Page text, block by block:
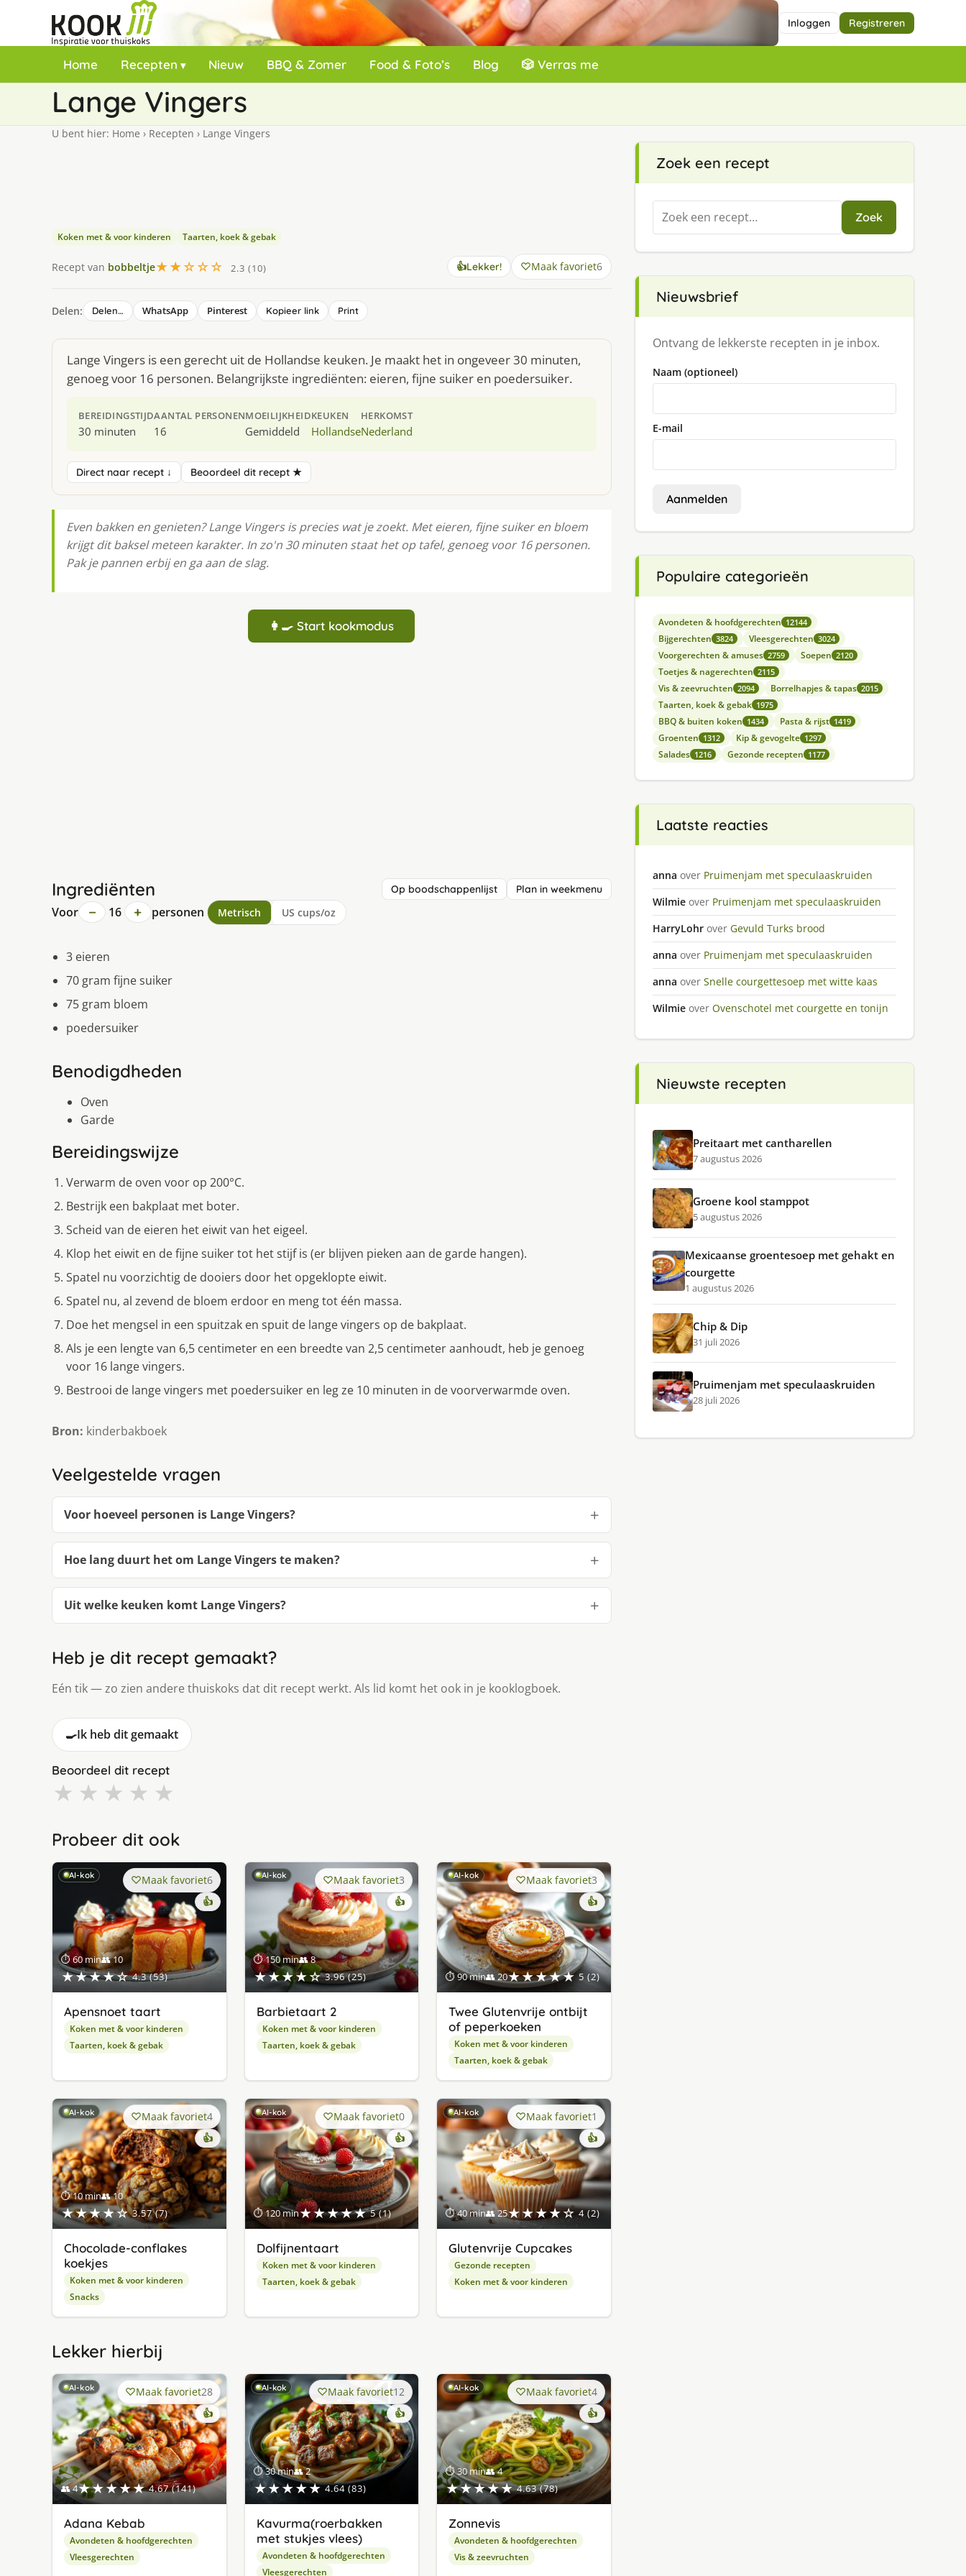
Inloggen Registreren
Home Recepten Nieuw BBQ & Zomer Food & Foto’s Blog 🎲 Verras me
Lange Vingers
U bent hier: Home › Recepten › Lange Vingers
Koken met & voor kinderen Taarten, koek & gebak
Recept van bobbeltje★★☆☆☆ 2.3 (10) 👍Lekker! Maak favoriet6
Delen: Delen… WhatsApp Pinterest Kopieer link Print
Lange Vingers is een gerecht uit de Hollandse keuken. Je maakt het in ongeveer 30 minuten,
genoeg voor 16 personen. Belangrijkste ingrediënten: eieren, fijne suiker en poedersuiker.
BEREIDINGSTIJD
30 minuten
AANTAL PERSONEN
16
MOEILIJKHEID
Gemiddeld
KEUKEN
Hollandse
HERKOMST
Nederland
Direct naar recept ↓ Beoordeel dit recept ★
Even bakken en genieten? Lange Vingers is precies wat je zoekt. Met eieren, fijne suiker en bloem
krijgt dit baksel meteen karakter. In zo'n 30 minuten staat het op tafel, genoeg voor 16 personen.
Pak je pannen erbij en ga aan de slag.
👩‍🍳 Start kookmodus
Ingrediënten Op boodschappenlijst Plan in weekmenu
Voor − 16 + personen Metrisch US cups/oz
3 eieren
70 gram fijne suiker
75 gram bloem
poedersuiker
Benodigdheden
Oven
Garde
Bereidingswijze
Verwarm de oven voor op 200°C.
Bestrijk een bakplaat met boter.
Scheid van de eieren het eiwit van het eigeel.
Klop het eiwit en de fijne suiker tot het stijf is (er blijven pieken aan de garde hangen).
Spatel nu voorzichtig de dooiers door het opgeklopte eiwit.
Spatel nu, al zevend de bloem erdoor en meng tot één massa.
Doe het mengsel in een spuitzak en spuit de lange vingers op de bakplaat.
Als je een lengte van 6,5 centimeter en een breedte van 2,5 centimeter aanhoudt, heb je genoeg
voor 16 lange vingers.
Bestrooi de lange vingers met poedersuiker en leg ze 10 minuten in de voorverwarmde oven.
Bron: kinderbakboek
Veelgestelde vragen
Voor hoeveel personen is Lange Vingers?
Hoe lang duurt het om Lange Vingers te maken?
Uit welke keuken komt Lange Vingers?
Heb je dit recept gemaakt?
Eén tik — zo zien andere thuiskoks dat dit recept werkt. Als lid komt het ook in je kooklogboek.
🍳Ik heb dit gemaakt
Beoordeel dit recept
★ ★ ★ ★ ★
Probeer dit ook
AI-kok
⏱ 60 min👥 10
★★★★☆ 4.3 (53)
Maak favoriet6
👍
Apensnoet taart
Koken met & voor kinderen
Taarten, koek & gebak
AI-kok
⏱ 150 min👥 8
★★★★☆ 3.96 (25)
Maak favoriet3
👍
Barbietaart 2
Koken met & voor kinderen
Taarten, koek & gebak
AI-kok
⏱ 90 min👥 20★★★★★ 5 (2)
Maak favoriet3
👍
Twee Glutenvrije ontbijt
of peperkoeken
Koken met & voor kinderen
Taarten, koek & gebak
AI-kok
⏱ 10 min👥 10
★★★★☆ 3.57 (7)
Maak favoriet4
👍
Chocolade-conflakes
koekjes
Koken met & voor kinderen
Snacks
AI-kok
⏱ 120 min★★★★★ 5 (1)
Maak favoriet0
👍
Dolfijnentaart
Koken met & voor kinderen
Taarten, koek & gebak
AI-kok
⏱ 40 min👥 25★★★★☆ 4 (2)
Maak favoriet1
👍
Glutenvrije Cupcakes
Gezonde recepten
Koken met & voor kinderen
Lekker hierbij
AI-kok
👥 4★★★★★ 4.67 (141)
Maak favoriet28
👍
Adana Kebab
Avondeten & hoofdgerechten
Vleesgerechten
AI-kok
⏱ 30 min👥 2
★★★★★ 4.64 (83)
Maak favoriet12
👍
Kavurma(roerbakken
met stukjes vlees)
Avondeten & hoofdgerechten
Vleesgerechten
AI-kok
⏱ 30 min👥 4
★★★★★ 4.63 (78)
Maak favoriet4
👍
Zonnevis
Avondeten & hoofdgerechten
Vis & zeevruchten
Zoek een recept
Zoeken
naar:
Zoek
Nieuwsbrief
Ontvang de lekkerste recepten in je inbox.
Naam (optioneel)
E-mail
Aanmelden
Populaire categorieën
Avondeten & hoofdgerechten 12144
Bijgerechten 3824 Vleesgerechten 3024
Voorgerechten & amuses 2759 Soepen 2120
Toetjes & nagerechten 2115
Vis & zeevruchten 2094 Borrelhapjes & tapas 2015
Taarten, koek & gebak 1975
BBQ & buiten koken 1434 Pasta & rijst 1419
Groenten 1312 Kip & gevogelte 1297
Salades 1216 Gezonde recepten 1177
Laatste reacties
anna over Pruimenjam met speculaaskruiden
Wilmie over Pruimenjam met speculaaskruiden
HarryLohr over Gevuld Turks brood
anna over Pruimenjam met speculaaskruiden
anna over Snelle courgettesoep met witte kaas
Wilmie over Ovenschotel met courgette en tonijn
Nieuwste recepten
Preitaart met cantharellen
7 augustus 2026
Groene kool stamppot
5 augustus 2026
Mexicaanse groentesoep met gehakt en
courgette
1 augustus 2026
Chip & Dip
31 juli 2026
Pruimenjam met speculaaskruiden
28 juli 2026